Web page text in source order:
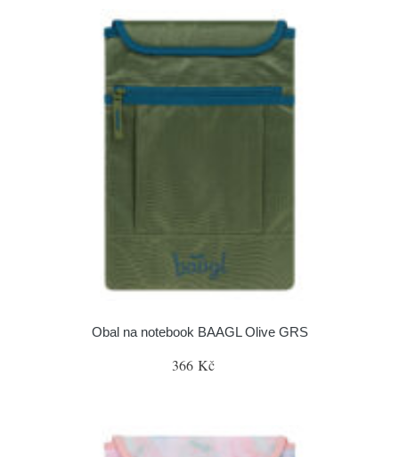
Obal na notebook BAAGL Olive GRS
366 Kč